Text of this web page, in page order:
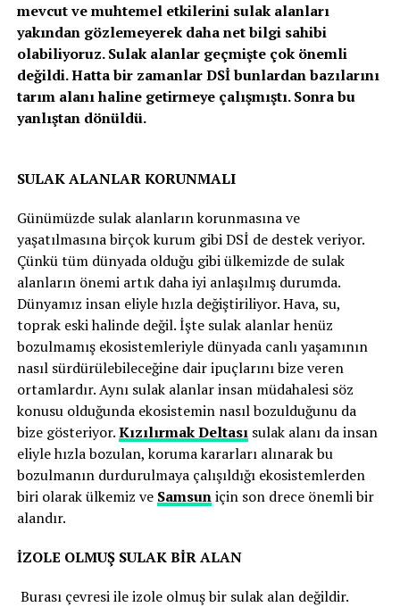
mevcut ve muhtemel etkilerini sulak alanları
yakından gözlemeyerek daha net bilgi sahibi
olabiliyoruz. Sulak alanlar geçmişte çok önemli
değildi. Hatta bir zamanlar DSİ bunlardan bazılarını
tarım alanı haline getirmeye çalışmıştı. Sonra bu
yanlıştan dönüldü.
SULAK ALANLAR KORUNMALI
Günümüzde sulak alanların korunmasına ve
yaşatılmasına birçok kurum gibi DSİ de destek veriyor.
Çünkü tüm dünyada olduğu gibi ülkemizde de sulak
alanların önemi artık daha iyi anlaşılmış durumda.
Dünyamız insan eliyle hızla değiştiriliyor. Hava, su,
toprak eski halinde değil. İşte sulak alanlar henüz
bozulmamış ekosistemleriyle dünyada canlı yaşamının
nasıl sürdürülebileceğine dair ipuçlarını bize veren
ortamlardır. Aynı sulak alanlar insan müdahalesi söz
konusu olduğunda ekosistemin nasıl bozulduğunu da
bize gösteriyor.Kızılırmak Deltasısulak alanı da insan
eliyle hızla bozulan, koruma kararları alınarak bu
bozulmanın durdurulmaya çalışıldığı ekosistemlerden
biri olarak ülkemiz ve Samsuniçin son drece önemli bir
alandır.
İZOLE OLMUŞ SULAK BİR ALAN
Burası çevresi ile izole olmuş bir sulak alan değildir.